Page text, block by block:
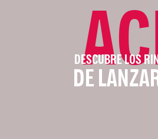
DESCUBRE LOS
DE